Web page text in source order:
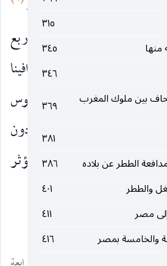
٣١٥
منها
٣٤٥
٣٤٦
بين ملوك المغرب
٣٦٩
٣٨١
الططر عن بلاده
٣٨٦
والططر
٤٠١
مصر
٤١١
والخامسة بمصر
٤١٦
منتصف شعبان من سنة أربع
نحوا من أربعين ليلة ، ثم وافينا
الفطر. ولعشر ليال من جلوس
، واقتعاد كرسي الملك دون
على ترقب ذلك ، لما كان يؤثر
، وتمهيده له.